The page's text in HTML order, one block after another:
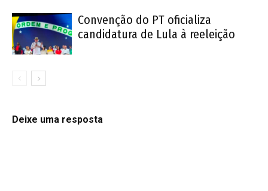
Convenção do PT oficializa
candidatura de Lula à reeleição
Deixe uma resposta